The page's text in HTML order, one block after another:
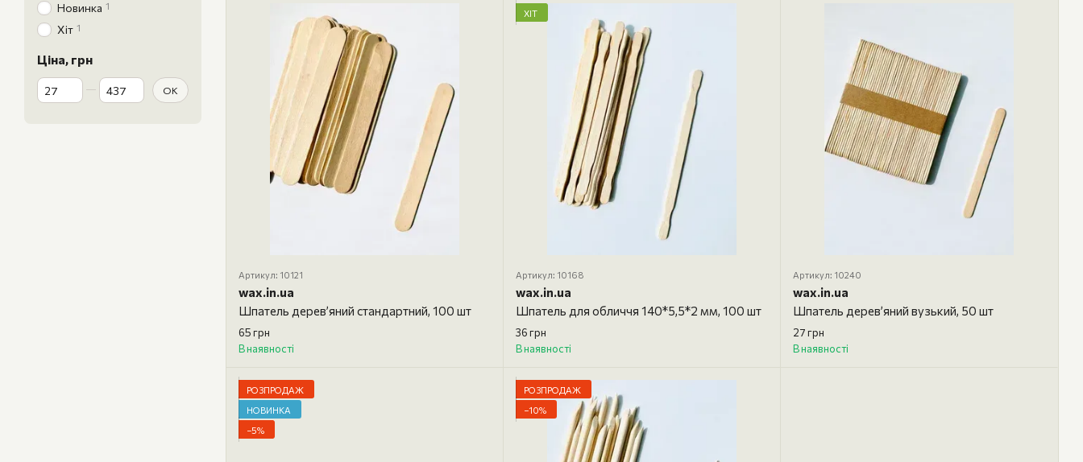
Артикул: 10121
wax.in.ua
Шпатель дерев’яний стандартний, 100 шт
65 грн
В наявності
ХІТ
Артикул: 10168
wax.in.ua
Шпатель для обличчя 140*5,5*2 мм, 100 шт
36 грн
В наявності
Артикул: 10240
wax.in.ua
Шпатель дерев’яний вузький, 50 шт
27 грн
В наявності
РОЗПРОДАЖ
НОВИНКА
−5%
РОЗПРОДАЖ
−10%
Новинка 1
Хіт 1
Ціна, грн
Від Ціна, грн
До Ціна, грн ОК